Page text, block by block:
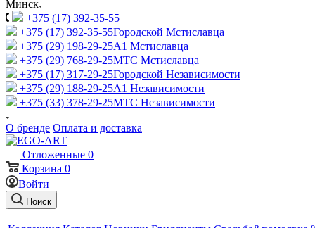
Минск
+375 (17) 392-35-55
+375 (17) 392-35-55Городской Мстиславца
+375 (29) 198-29-25A1 Мстиславца
+375 (29) 768-29-25МТС Мстиславца
+375 (17) 317-29-25Городской Независимости
+375 (29) 188-29-25A1 Независимости
+375 (33) 378-29-25МТС Независимости
О бренде Оплата и доставка
Отложенные 0
Корзина 0
Войти
Поиск